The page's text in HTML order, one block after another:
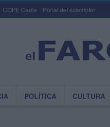
COPE Ceuta Portal del suscriptor
POLÍTICA CULTURA